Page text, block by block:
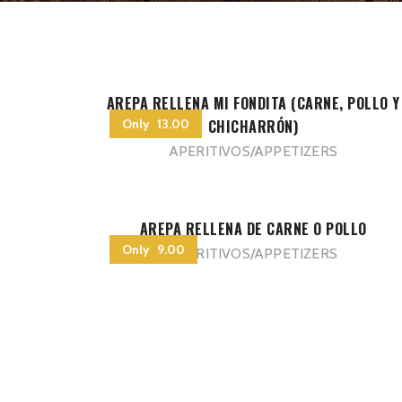
Only 13.00
AREPA RELLENA MI FONDITA (CARNE, POLLO Y
CHICHARRÓN)
APERITIVOS/APPETIZERS
Only 9.00
AREPA RELLENA DE CARNE O POLLO
APERITIVOS/APPETIZERS